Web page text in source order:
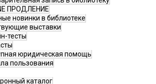
ПРОДЛЕНИЕ
новинки в библиотеке
выставки
тесты
юридическая помощь
пользования
каталог